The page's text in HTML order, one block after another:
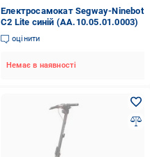
Електросамокат Segway-Ninebot
C2 Lite синій (AA.10.05.01.0003)
оцінити
Немає в наявності